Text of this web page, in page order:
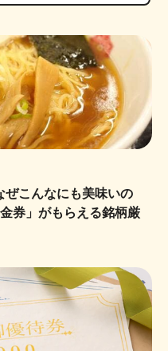
ぜこんなにも美味いの
券」がもらえる銘柄厳